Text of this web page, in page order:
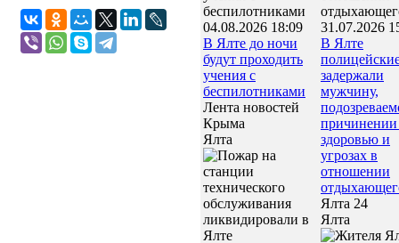
04.08.2026 18:09
В Ялте до ночи
будут проходить
учения с
беспилотниками
Лента новостей
Крыма
Ялта
31.07.2026
В Ялте
задержали
мужчину,
причинении
здоровью и
угрозах в
отношении
Ялта 24
Ялта